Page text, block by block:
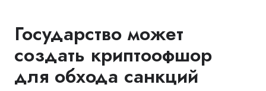
Государство может
создать криптоофшор
для обхода санкций